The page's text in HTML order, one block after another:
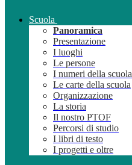
Scuola
Panoramica
Presentazione
I luoghi
Le persone
I numeri della scuola
Le carte della scuola
Organizzazione
La storia
Il nostro PTOF
Percorsi di studio
I libri di testo
I progetti e oltre